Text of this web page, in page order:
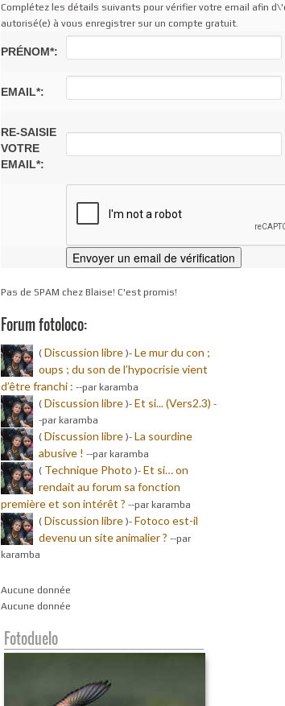
Complétez les détails suivants pour vérifier votre email afin
autorisé(e) à vous enregistrer sur un compte gratuit.
PRÉNOM*:
EMAIL*:
RE-SAISIE
VOTRE
EMAIL*:
Pas de SPAM chez Blaise! C'est promis!
Forum fotoloco:
( Discussion libre)- Le mur du con ;
oups ; du son de l’hypocrisie vient
d’être franchi : --par karamba
( Discussion libre)- Et si... (Vers2.3) -
-par karamba
( Discussion libre)- La sourdine
abusive ! --par karamba
( Technique Photo )- Et si… on
rendait au forum sa fonction
première et son intérêt ? --par karamba
( Discussion libre)- Fotoco est-il
devenu un site animalier ? --par
karamba
Aucune donnée
Aucune donnée
Fotoduelo